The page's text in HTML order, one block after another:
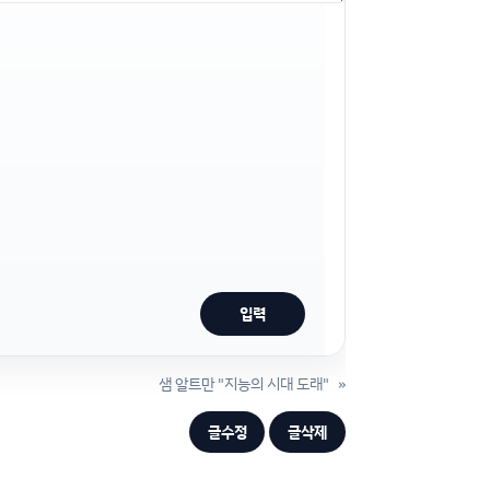
샘 알트만 "지능의 시대 도래" »
글수정 글삭제